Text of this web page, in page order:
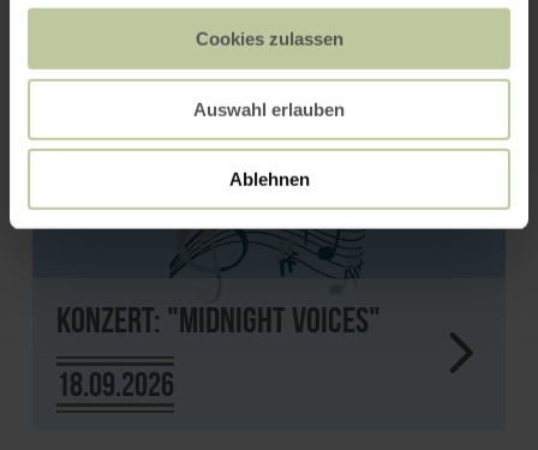
Cookies zulassen
Auswahl erlauben
Ablehnen
Konzert: "Midnight Voices"
18.09.2026